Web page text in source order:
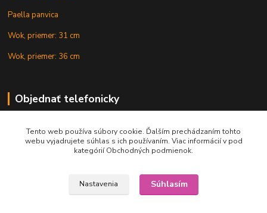
Paella panvica
Wok, priemer: 31 cm
Wok, priemer: 36 cm
Objednať telefonicky
+421 902 212 007
Tento web používa súbory cookie. Ďalším prechádzaním tohto
webu vyjadrujete súhlas s ich používaním. Viac informácií v pod
kategórií Obchodných podmienok.
Nastavenia Súhlasím